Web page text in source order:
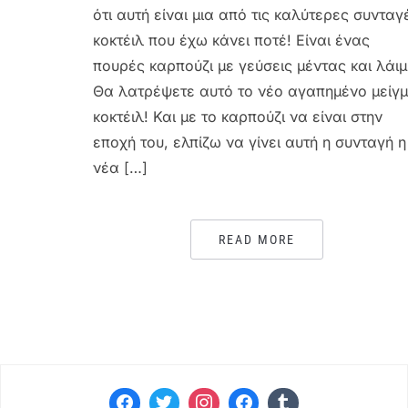
ότι αυτή είναι μια από τις καλύτερες
κοκτέιλ που έχω κάνει ποτέ! Είναι ένας
πουρές καρπούζι με γεύσεις μέντας και
Θα λατρέψετε αυτό το νέο αγαπημένο
κοκτέιλ! Και με το καρπούζι να είναι στην
εποχή του, ελπίζω να γίνει αυτή η συνταγή η
νέα […]
READ MORE